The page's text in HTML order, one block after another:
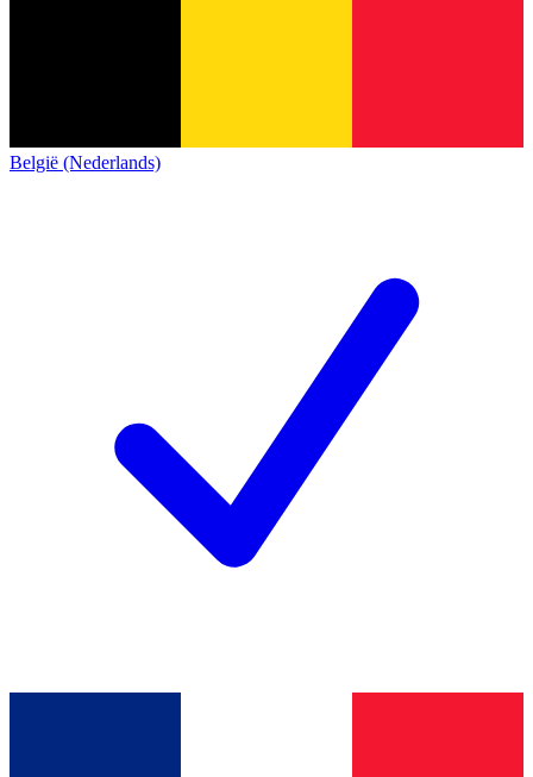
België (Nederlands)